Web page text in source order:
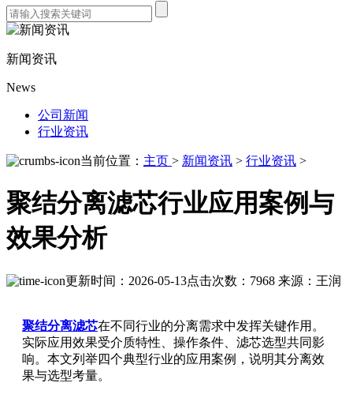
新闻资讯
News
公司新闻
行业资讯
当前位置： 主页 > 新闻资讯 > 行业资讯 >
聚结分离滤芯行业应用案例与
效果分析
更新时间：2026-05-13点击次数：7968 来源：王润
聚结分离滤芯在不同行业的分离需求中发挥关键作用。
实际应用效果受介质特性、操作条件、滤芯选型共同影
响。本文列举四个典型行业的应用案例，说明其分离效
果与选型考量。